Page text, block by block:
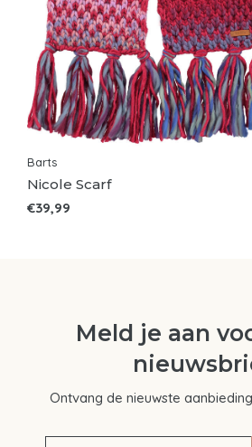
Barts
Nicole Scarf
€39,99
Meld je aan
Ontvang de nieuwste